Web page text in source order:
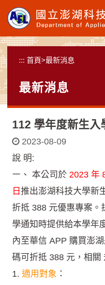
要
內
容
塊
::: 首頁>最新消息
最新消息
112 學年度新生入
2023-08-09
說 明:
㇐、 本公司於 2023 年
日 推出澎湖科技大學新
折抵 388 元優惠專案。
學通知時提供給本學年
內至華信 APP 購買澎
碼可折抵 388 元，相關
1. 適用對象 ：